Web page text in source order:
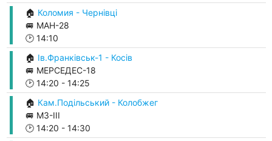
🏠 Коломия - Чернівці
🚐 МАН-28
🕑 14:10
🏠 Ів.Франківськ-1 - Косів
🚐 МЕРСЕДЕС-18
🕑 14:20 - 14:25
🏠 Кам.Подільський - Колобжег
🚐 М3-ІІІ
🕑 14:20 - 14:30